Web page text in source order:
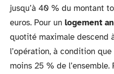
jusqu’à 40 % du montant
euros. Pour un logement
quotité maximale descend
l’opération, à condition
moins 25 % de l’ensemble.